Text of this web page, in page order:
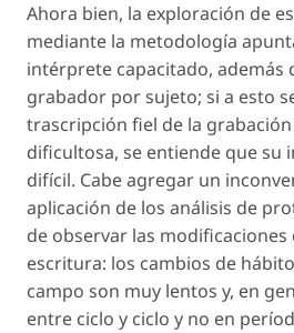
Ahora bien, la exploración de
mediante la metodología
intérprete capacitado, además
grabador por sujeto; si a esto
trascripción fiel de la grabación
dificultosa, se entiende que su
difícil. Cabe agregar un
aplicación de los análisis de
de observar las modificaciones
escritura: los cambios de
campo son muy lentos y, en
entre ciclo y ciclo y no en